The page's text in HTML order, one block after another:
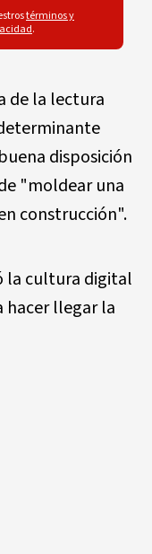
términos y
.
de la lectura
disposición
"moldear una
construcción".
la cultura digital
hacer llegar la